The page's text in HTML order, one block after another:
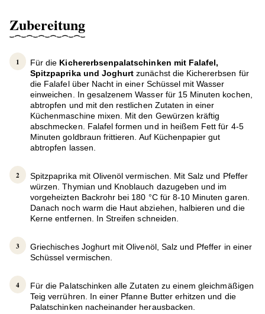
Zubereitung
Für die Kichererbsenpalatschinken mit Falafel,
Spitzpaprika und Joghurt zunächst die Kichererbsen für
die Falafel über Nacht in einer Schüssel mit Wasser
einweichen. In gesalzenem Wasser für 15 Minuten kochen,
abtropfen und mit den restlichen Zutaten in einer
Küchenmaschine mixen. Mit den Gewürzen kräftig
abschmecken. Falafel formen und in heißem Fett für 4-5
Minuten goldbraun frittieren. Auf Küchenpapier gut
abtropfen lassen.
Spitzpaprika mit Olivenöl vermischen. Mit Salz und Pfeffer
würzen. Thymian und Knoblauch dazugeben und im
vorgeheizten Backrohr bei 180 °C für 8-10 Minuten garen.
Danach noch warm die Haut abziehen, halbieren und die
Kerne entfernen. In Streifen schneiden.
Griechisches Joghurt mit Olivenöl, Salz und Pfeffer in einer
Schüssel vermischen.
Für die Palatschinken alle Zutaten zu einem gleichmäßigen
Teig verrühren. In einer Pfanne Butter erhitzen und die
Palatschinken nacheinander herausbacken.